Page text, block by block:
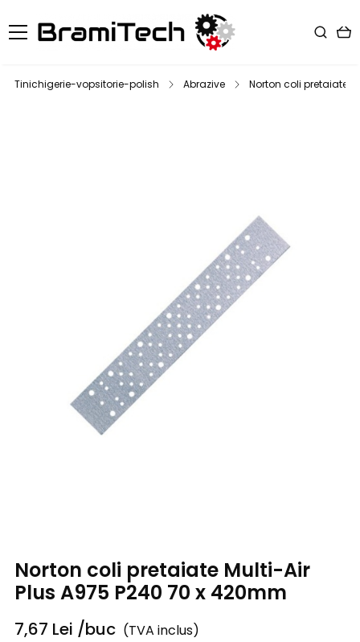
Tinichigerie-vopsitorie-polish Abrazive Norton coli pretaiate
Norton coli pretaiate Multi-Air
Plus A975 P240 70 x 420mm
7,67 Lei /buc (TVA inclus)